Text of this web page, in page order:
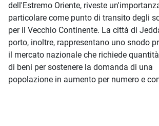
dell'Estremo Oriente, riveste
particolare come punto di transito degli
per il Vecchio Continente. La città di
porto, inoltre, rappresentano uno snodo
il mercato nazionale che richiede
di beni per sostenere la domanda di una
popolazione in aumento per numero e